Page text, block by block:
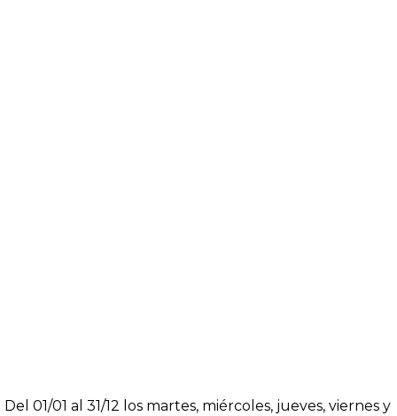
Del 01/01 al 31/12 los martes, miércoles, jueves, viernes y